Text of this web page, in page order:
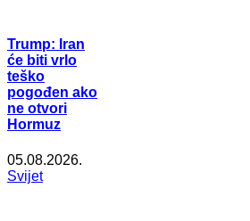
Trump: Iran
će biti vrlo
teško
pogođen ako
ne otvori
Hormuz
05.08.2026.
Svijet